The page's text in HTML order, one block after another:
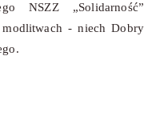
NSZZ „Solidarność”
- niech Dobry